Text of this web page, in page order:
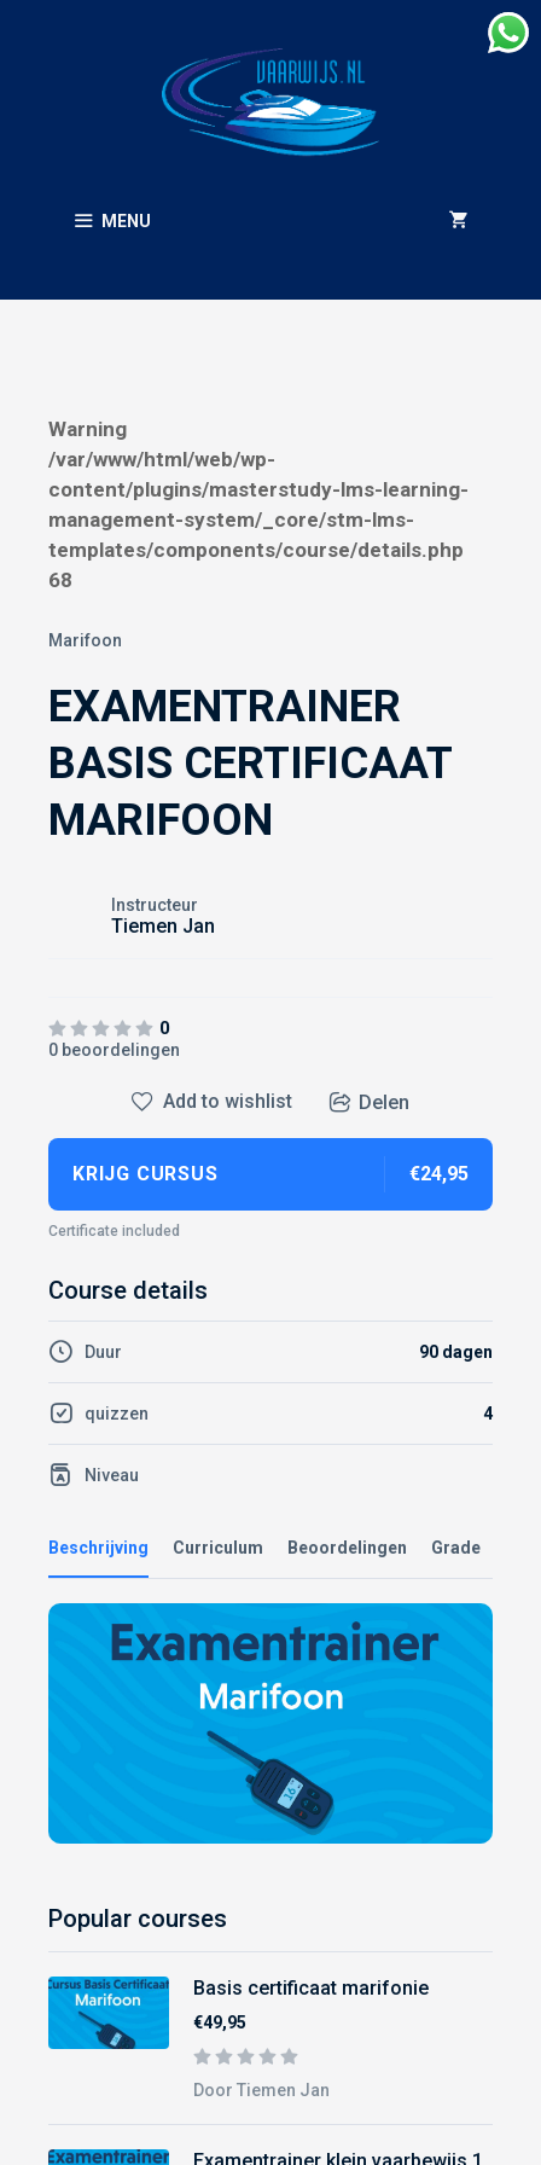
MENU
Marifoon
EXAMENTRAINER
BASIS CERTIFICAAT
MARIFOON
Instructeur
Tiemen Jan
0
0 beoordelingen
Beschrijving Curriculum Beoordelingen Grade
Add to wishlist Delen
KRIJG CURSUS €24,95
Certificate included
Warning
/var/www/html/web/wp-
content/plugins/masterstudy-lms-learning-
management-system/_core/stm-lms-
templates/components/course/details.php
68
Course details
Duur 90 dagen
quizzen 4
Niveau
Popular courses
Basis certificaat marifonie
€49,95
Door Tiemen Jan